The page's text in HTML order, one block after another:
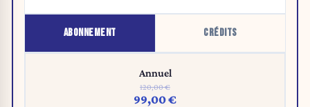
ABONNEMENT CRÉDITS
Annuel
120,00 €
99,00 €